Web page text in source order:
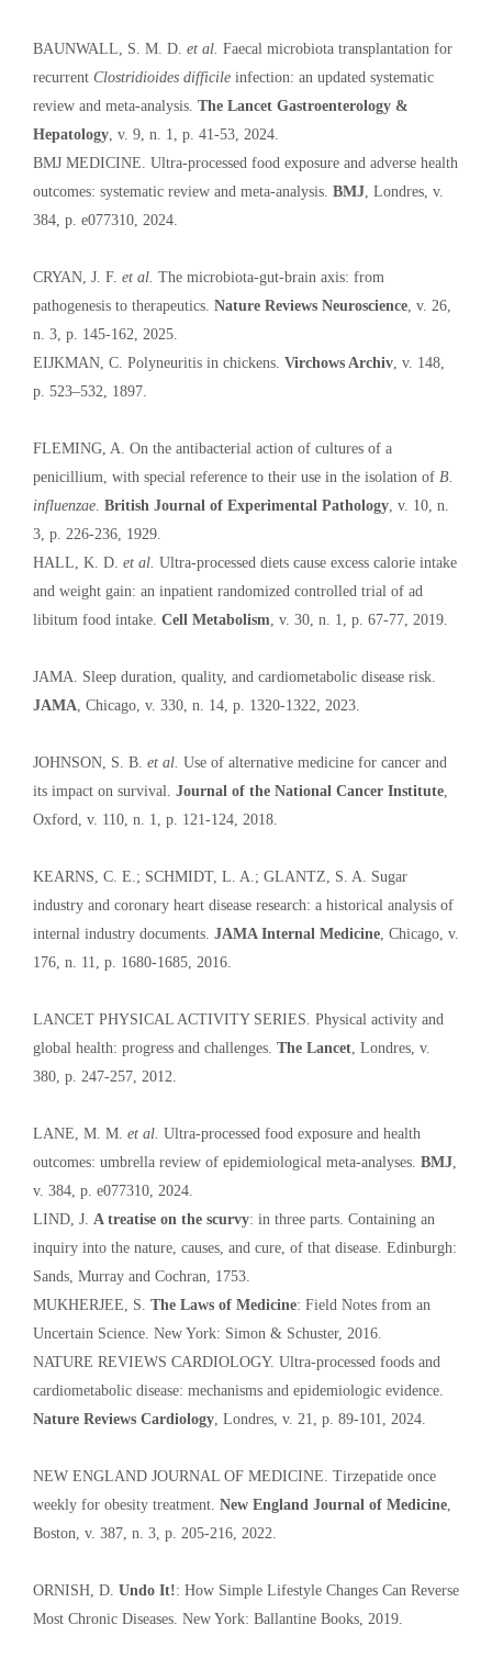
BAUNWALL, S. M. D. et al. Faecal microbiota transplantation for
recurrent Clostridioides difficile infection: an updated systematic
review and meta-analysis. The Lancet Gastroenterology &
Hepatology, v. 9, n. 1, p. 41-53, 2024.
BMJ MEDICINE. Ultra-processed food exposure and adverse health
outcomes: systematic review and meta-analysis. BMJ, Londres, v.
384, p. e077310, 2024.
CRYAN, J. F. et al. The microbiota-gut-brain axis: from
pathogenesis to therapeutics. Nature Reviews Neuroscience, v. 26,
n. 3, p. 145-162, 2025.
EIJKMAN, C. Polyneuritis in chickens. Virchows Archiv, v. 148,
p. 523–532, 1897.
FLEMING, A. On the antibacterial action of cultures of a
penicillium, with special reference to their use in the isolation of B.
influenzae. British Journal of Experimental Pathology, v. 10, n.
3, p. 226-236, 1929.
HALL, K. D. et al. Ultra-processed diets cause excess calorie intake
and weight gain: an inpatient randomized controlled trial of ad
libitum food intake. Cell Metabolism, v. 30, n. 1, p. 67-77, 2019.
JAMA. Sleep duration, quality, and cardiometabolic disease risk.
JAMA, Chicago, v. 330, n. 14, p. 1320-1322, 2023.
JOHNSON, S. B. et al. Use of alternative medicine for cancer and
its impact on survival. Journal of the National Cancer Institute,
Oxford, v. 110, n. 1, p. 121-124, 2018.
KEARNS, C. E.; SCHMIDT, L. A.; GLANTZ, S. A. Sugar
industry and coronary heart disease research: a historical analysis of
internal industry documents. JAMA Internal Medicine, Chicago, v.
176, n. 11, p. 1680-1685, 2016.
LANCET PHYSICAL ACTIVITY SERIES. Physical activity and
global health: progress and challenges. The Lancet, Londres, v.
380, p. 247-257, 2012.
LANE, M. M. et al. Ultra-processed food exposure and health
outcomes: umbrella review of epidemiological meta-analyses. BMJ,
v. 384, p. e077310, 2024.
LIND, J. A treatise on the scurvy: in three parts. Containing an
inquiry into the nature, causes, and cure, of that disease. Edinburgh:
Sands, Murray and Cochran, 1753.
MUKHERJEE, S. The Laws of Medicine: Field Notes from an
Uncertain Science. New York: Simon & Schuster, 2016.
NATURE REVIEWS CARDIOLOGY. Ultra-processed foods and
cardiometabolic disease: mechanisms and epidemiologic evidence.
Nature Reviews Cardiology, Londres, v. 21, p. 89-101, 2024.
NEW ENGLAND JOURNAL OF MEDICINE. Tirzepatide once
weekly for obesity treatment. New England Journal of Medicine,
Boston, v. 387, n. 3, p. 205-216, 2022.
ORNISH, D. Undo It!: How Simple Lifestyle Changes Can Reverse
Most Chronic Diseases. New York: Ballantine Books, 2019.